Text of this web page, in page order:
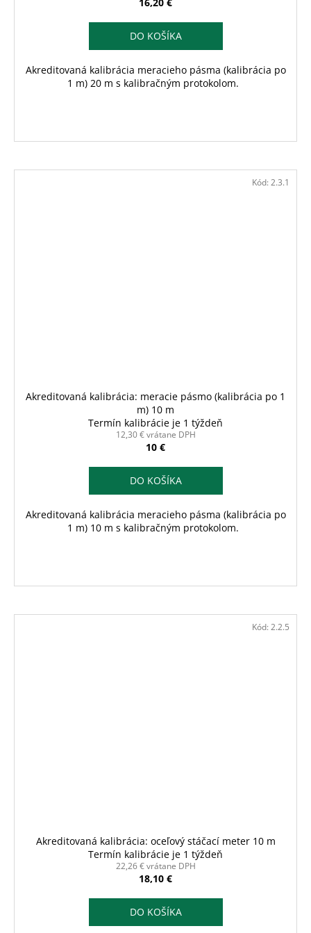
DO KOŠÍKA
Akreditovaná kalibrácia meracieho pásma (kalibrácia po
1 m) 20 m s kalibračným protokolom.
Akreditovaná kalibrácia: meracie pásmo (kalibrácia po 1
m) 10 m
Termín kalibrácie je 1 týždeň
12,30 € vrátane DPH
10 €
DO KOŠÍKA
Akreditovaná kalibrácia meracieho pásma (kalibrácia po
1 m) 10 m s kalibračným protokolom.
Kód: 2.3.1
Akreditovaná kalibrácia: oceľový stáčací meter 10 m
Termín kalibrácie je 1 týždeň
22,26 € vrátane DPH
18,10 €
DO KOŠÍKA
Kód: 2.2.5